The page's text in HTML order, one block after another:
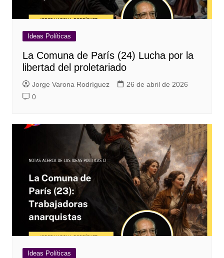
Ideas Políticas
La Comuna de París (24) Lucha por la
libertad del proletariado
Jorge Varona Rodríguez
26 de abril de 2026
0
Ideas Políticas